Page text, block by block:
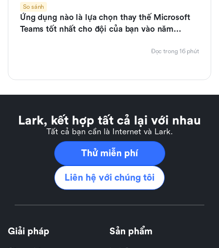
So sánh
Ứng dụng nào là lựa chọn thay thế Microsoft
Teams tốt nhất cho đội của bạn vào năm
Đọc trong 16 phút
Lark, kết hợp tất cả lại với nhau
Tất cả bạn cần là Internet và Lark.
Thử miễn phí
Liên hệ với chúng tôi
Giải pháp Sản phẩm